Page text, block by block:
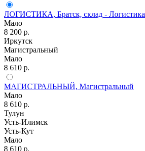
ЛОГИСТИКА, Братск, склад - Логистика
Мало
8 200 р.
Иркутск
Магистральный
Мало
8 610 р.
МАГИСТРАЛЬНЫЙ, Магистральный
Мало
8 610 р.
Тулун
Усть-Илимск
Усть-Кут
Мало
8 610 р.